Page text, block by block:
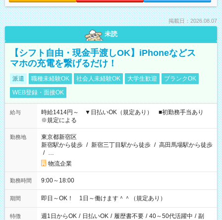
掲載日：2026.08.07
未読
【シフト自由・現金手渡しOK】iPhoneなどス
マホの充電を繋げるだけ！
派遣 職種未経験OK 社会人未経験OK 大学生歓迎
ブランクOK
WEB登録・面接OK
給与
時給1414円～ ▼日払いOK（規定あり） ■初勤務手当あり
※規定による
勤務地
東京都新宿区
新宿駅から徒歩 / 新宿三丁目駅から徒歩 / 高田馬場駅から徒歩
/ …
物流企業
勤務時間 9:00～18:00
期間 即日～OK！ 1日～働けます＾＾（規定あり）
特徴 週1日からOK / 日払いOK / 履歴書不要 / 40～50代活躍中 / 副